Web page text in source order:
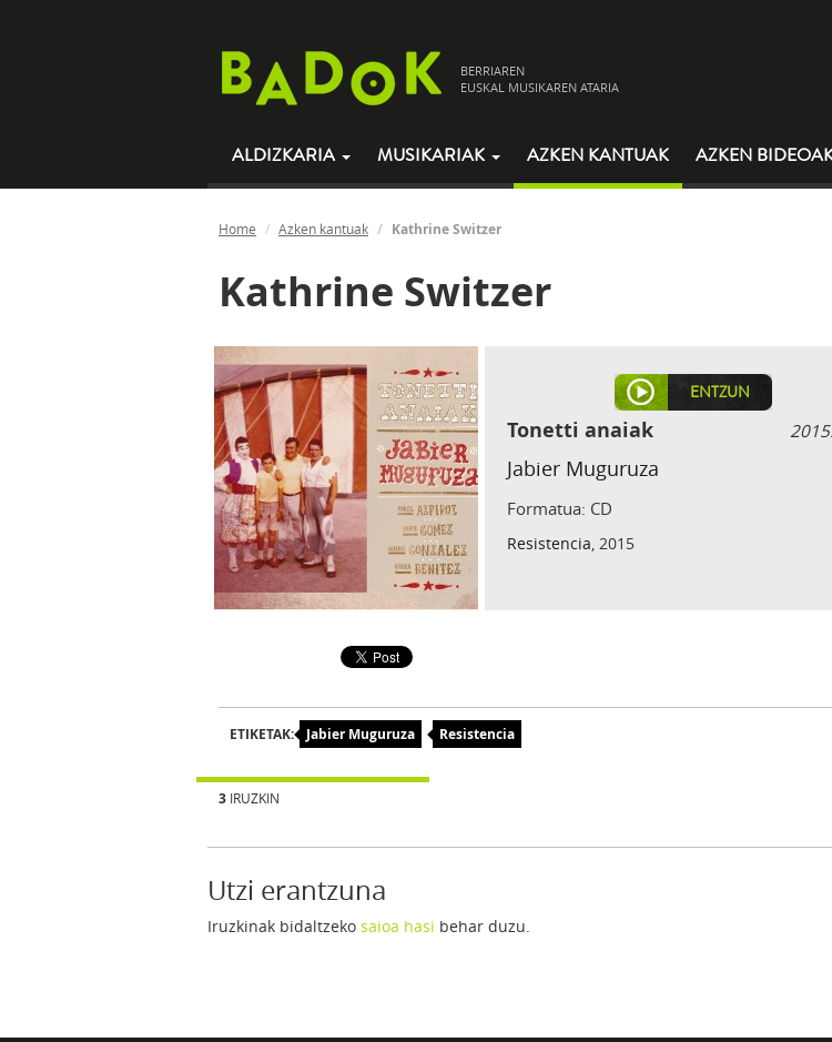
BERRIAREN
EUSKAL MUSIKAREN ATARIA
ALDIZKARIA MUSIKARIAK AZKEN KANTUAK AZKEN
Home Azken kantuak Kathrine Switzer
Kathrine Switzer
ENTZUN
Tonetti anaiak
Jabier Muguruza
Formatua: CD
Resistencia, 2015
ETIKETAK: Jabier Muguruza Resistencia
3 IRUZKIN
Utzi erantzuna
Iruzkinak bidaltzeko saioa hasi behar duzu.